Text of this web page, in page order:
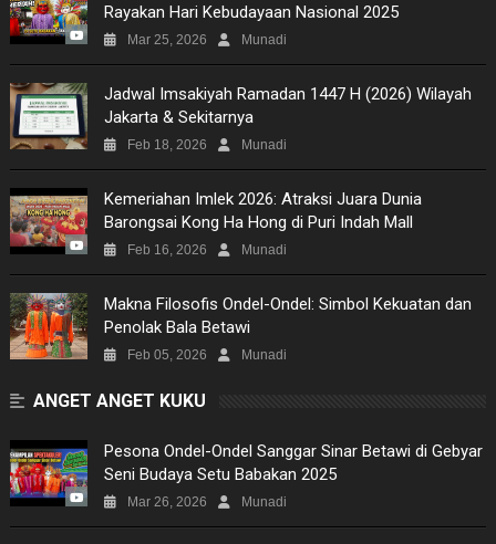
MOVIES
MUSIC
PICTURES
SITEMAP
Rayakan Hari Kebudayaan Nasional 2025
Mar 25, 2026 Munadi
Jadwal Imsakiyah Ramadan 1447 H (2026) Wilayah
Jakarta & Sekitarnya
Feb 18, 2026 Munadi
Kemeriahan Imlek 2026: Atraksi Juara Dunia
Barongsai Kong Ha Hong di Puri Indah Mall
Feb 16, 2026 Munadi
Makna Filosofis Ondel-Ondel: Simbol Kekuatan dan
Penolak Bala Betawi
Feb 05, 2026 Munadi
ANGET ANGET KUKU
Pesona Ondel-Ondel Sanggar Sinar Betawi di Gebyar
Seni Budaya Setu Babakan 2025
Mar 26, 2026 Munadi